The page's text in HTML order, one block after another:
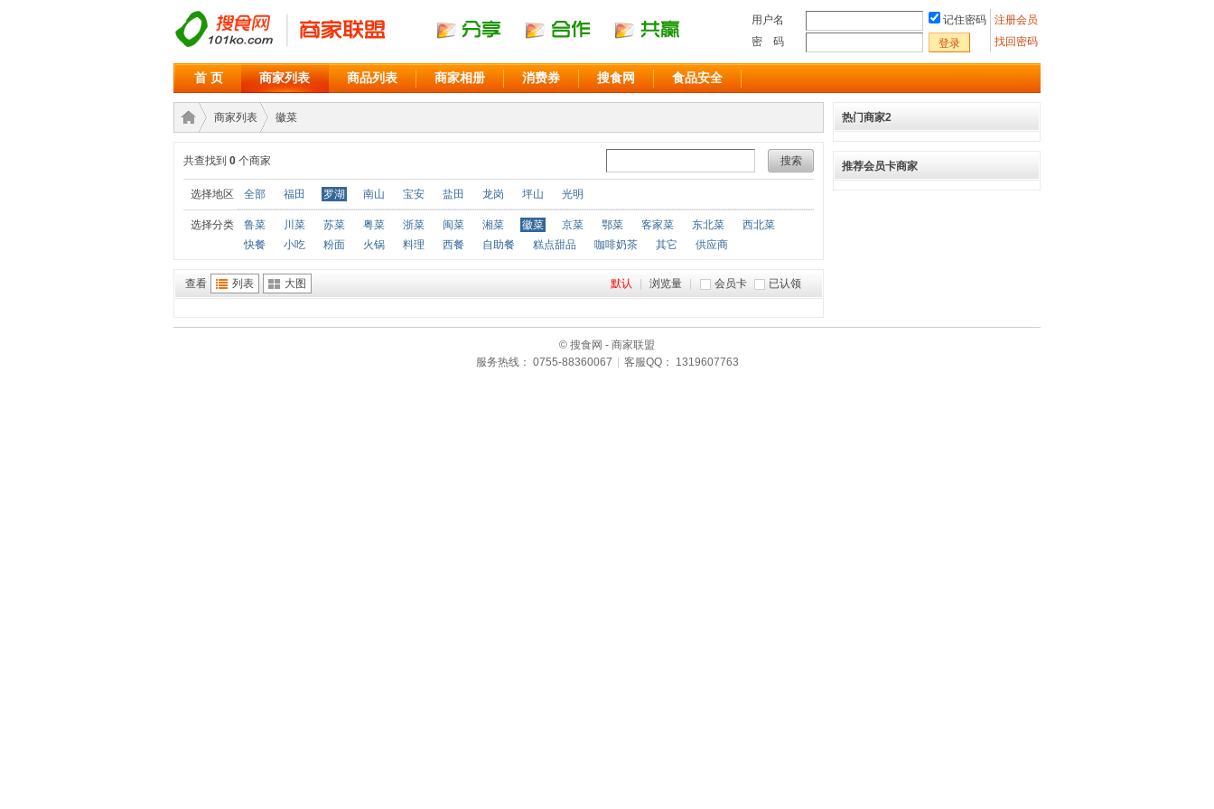
注册会员
找回密码
用户名
记住密码
密 码
登录
首 页 商家列表 商品列表 商家相册 消费券 搜食网 食品安全
商家›
商家列表
›
徽菜
搜索
共查找到 0 个商家
选择地区 全部 福田 罗湖 南山 宝安 盐田 龙岗 坪山 光明
选择分类 鲁菜 川菜 苏菜 粤菜 浙菜 闽菜 湘菜 徽菜 京菜 鄂菜 客家菜 东北菜
西北菜
快餐
小吃 粉面 火锅 料理 西餐 自助餐 糕点甜品 咖啡奶茶 其它 供应商
查看 列表 大图 会员卡 已认领
默认 浏览量
热门商家2
推荐会员卡商家
© 搜食网 - 商家联盟
服务热线： 0755-88360067
客服QQ： 1319607763